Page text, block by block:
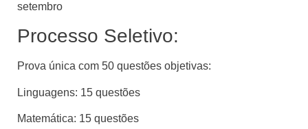
setembro
Processo Seletivo:
Prova única com 50 questões objetivas:
Linguagens: 15 questões
Matemática: 15 questões